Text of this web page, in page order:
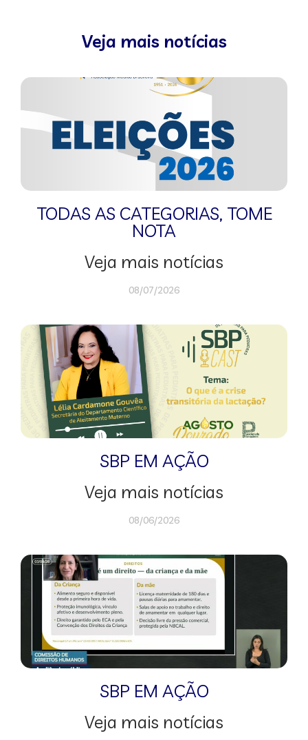
Veja mais notícias
TODAS AS CATEGORIAS, TOME
NOTA
Veja mais notícias
08/07/2026
SBP EM AÇÃO
Veja mais notícias
08/06/2026
SBP EM AÇÃO
Veja mais notícias